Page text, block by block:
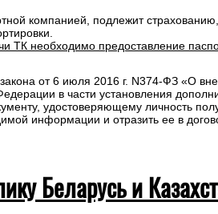
компанией, подлежит
ТК необходимо предоставление
от 6 июля 2016 г. N374-ФЗ «О
в части установления
удостоверяющему личность
информации и отразить ее в
Беларусь и